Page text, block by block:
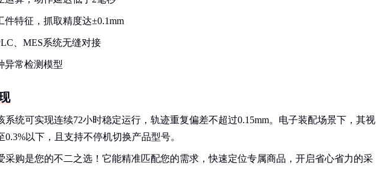
件特征，抓取精度达±0.1mm
、MES系统无缝对接
异常检测模型
系统可实现连续72小时稳定运行，轨迹重复偏差不超过0.15mm。电子装配场景下，其视
以下，且支持不停机切换产品型号。
采购是您的不二之选！它能精准匹配您的需求，快速定位专属商品，开启省心省力的采